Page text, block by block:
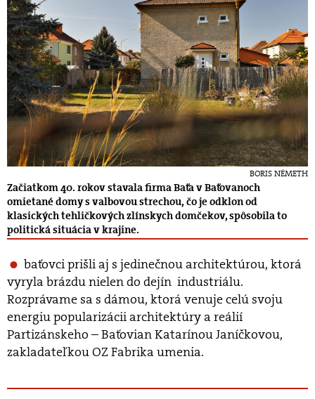
BORIS NÉMETH
Začiatkom 40. rokov stavala firma Baťa v Baťovanoch
omietané domy s valbovou strechou, čo je odklon od
klasických tehličkových zlínskych domčekov, spôsobila to
politická situácia v krajine.
baťovci prišli aj s jedinečnou architektúrou, ktorá
vyryla brázdu nielen do dejín industriálu.
Rozprávame sa s dámou, ktorá venuje celú svoju
energiu popularizácii architektúry a reálií
Partizánskeho – Baťovian Katarínou Janíčkovou,
zakladateľkou OZ Fabrika umenia.